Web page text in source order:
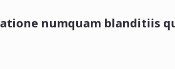
numquam blanditiis